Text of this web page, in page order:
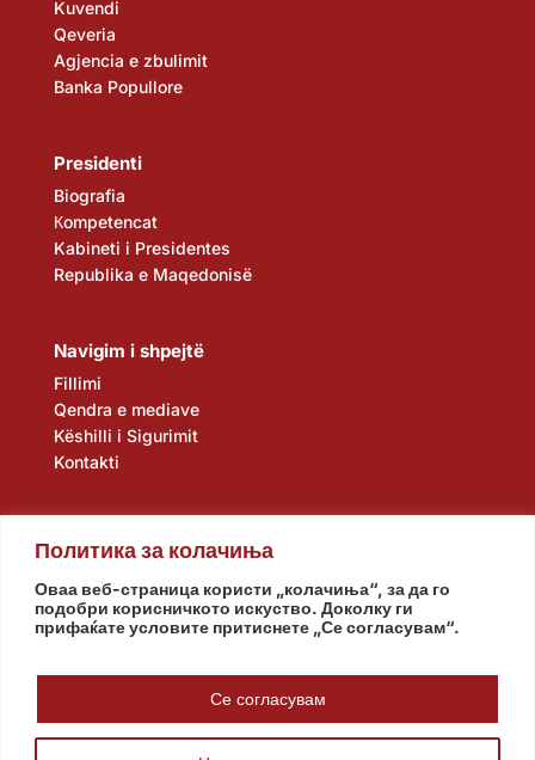
Политика за колачиња
Оваа веб-страница користи „колачиња“, за да го
подобри корисничкото искуство. Доколку ги
прифаќате условите притиснете „Се согласувам“.
Се согласувам
Kuvendi
Qeveria
Agjencia e zbulimit
Banka Popullore
Presidenti
Biografia
Кompetencat
Kabineti i Presidentes
Republika e Maqedonisë
Navigim i shpejtë
Fillimi
Qendra e mediave
Këshilli i Sigurimit
Kontakti